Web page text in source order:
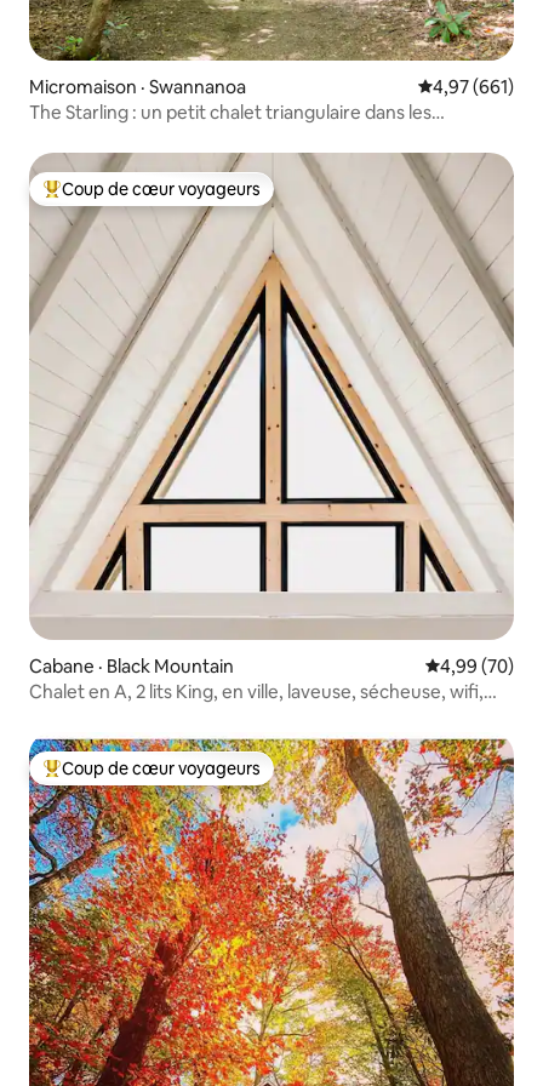
Micromaison · Swannanoa Note
4,97 (661)
The Starling : un petit chalet triangulaire dans les
Coup de cœur voyageurs parmi les plus aimés
Coup de cœur voyageurs
Cabane · Black Mountain Note
4,99 (70)
Chalet en A, 2 lits King, en ville, laveuse, sécheuse, wifi,
Coup de cœur voyageurs parmi les plus aimés
Coup de cœur voyageurs